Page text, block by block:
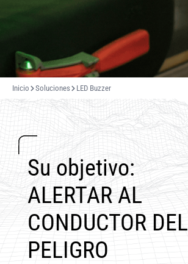
Inicio Soluciones LED Buzzer
Su objetivo:
ALERTAR AL
CONDUCTOR DEL
PELIGRO